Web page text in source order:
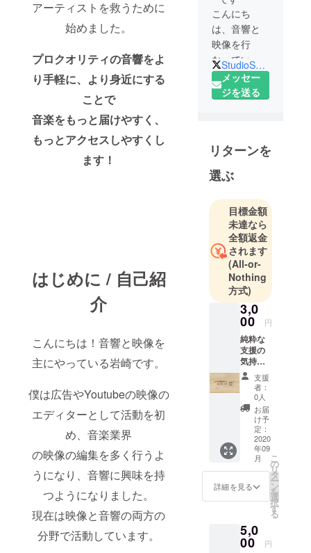
アーティストを救うために
始めました。
プロクオリティの音響をよ
り手軽に、 より身近にする
ことで
音楽をもっと届けやすく、
もっとアクセスしやすくし
ます！
はじめに / 自己紹
介
こんにちは！音響と映像を
主にやっている岩崎です。
僕は広告やYoutubeの映像の
エディターとして活動を初
め、音楽業界
の映像の編集を多く行うよ
うになり、音響に興味を持
つようになりました。
現在は映像と音響の両方の
分野で活動しています。
こんにち
は、音響と
映像を行
なっている
岩崎と申し
ます。初め
YouTubeな
どの映像の
編集を主に
活動してい
ましたが音
楽関係の撮
影などが増
えるにつ
れ、音響な
どの活動も
始めまし
た。今は映
像の撮影/編
集はもちろ
ん、ライブ
のPAやレ
コーディン
グ、楽器演
奏のサポー
トなどを行
なっていま
す。
StudioSoundSS1
メッセー
ジを送る
リターンを
選ぶ
目標金額
未達なら
全額返金
されます
(All-or-
Nothing
方式)
3,0
00 円
純粋な
支援の
気持ち
でお願
いしま
す。皆
様の一
つ一つ
の支援
が助け
になり
ます！
お礼の
メッ
セージ
送りま
す！
支援
者：
0人
お届
け予
定：
2020
年09
月
詳細を見る
こ
の
リ
タ
ー
ン
を
選
択
す
る
5,0
00 円